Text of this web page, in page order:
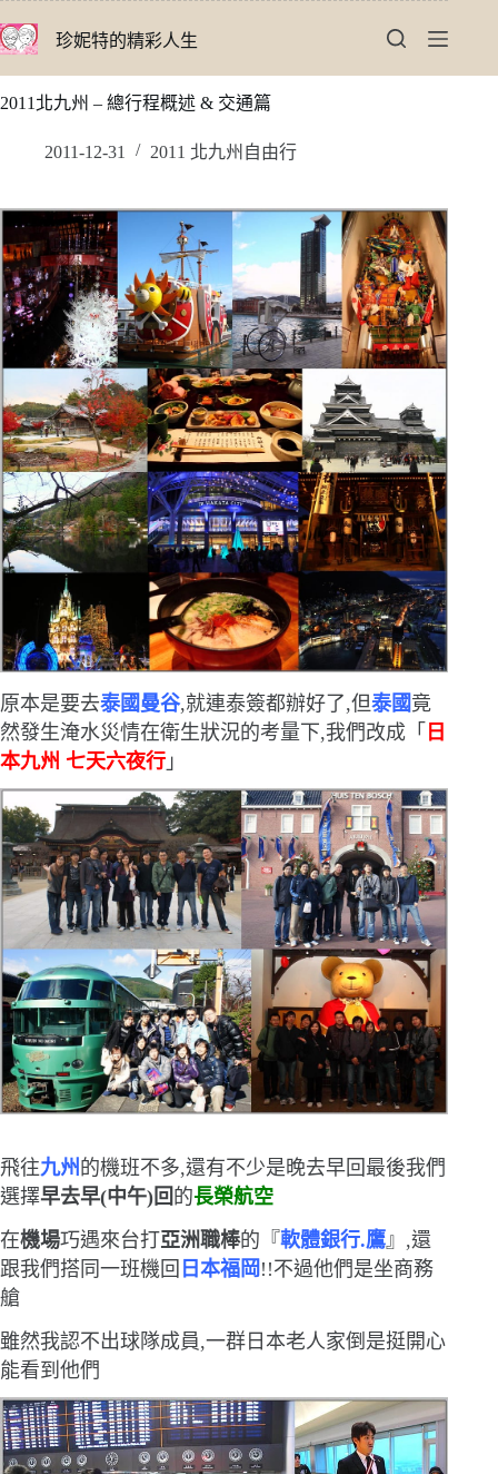
至
要
珍妮特的精彩人生
2011北九州 – 總行程概述 & 交通篇
2011-12-31 2011 北九州自由行
原本是要去泰國曼谷,就連泰簽都辦好了,但泰國竟
然發生淹水災情在衛生狀況的考量下,我們改成「 日
本九州 七天六夜行 」
飛往九州 的機班不多,還有不少是晚去早回最後我們
選擇早去早(中午)回 的長榮航空
在機場巧遇來台打亞洲職棒的『 軟體銀行.鷹』,還
跟我們搭同一班機回 日本福岡 !!不過他們是坐商務
艙
雖然我認不出球隊成員,一群日本老人家倒是挺開心
能看到他們